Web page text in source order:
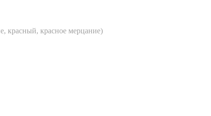
красный, красное мерцание)